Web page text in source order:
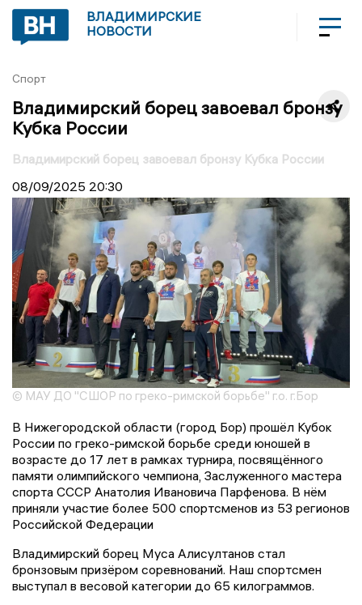
ВЛАДИМИРСКИЕ
НОВОСТИ
Спорт
Владимирский борец завоевал бронзу
Кубка России
Владимирский борец завоевал бронзу Кубка России
08/09/2025 20:30
© МАУ ДО "СШОР по греко-римской борьбе" г.о. г.Бор
В Нижегородской области (город Бор) прошёл Кубок
России по греко-римской борьбе среди юношей в
возрасте до 17 лет в рамках турнира, посвящённого
памяти олимпийского чемпиона, Заслуженного мастера
спорта СССР Анатолия Ивановича Парфенова. В нём
приняли участие более 500 спортсменов из 53 регионов
Российской Федерации
Владимирский борец Муса Алисултанов стал
бронзовым призёром соревнований. Наш спортсмен
выступал в весовой категории до 65 килограммов.